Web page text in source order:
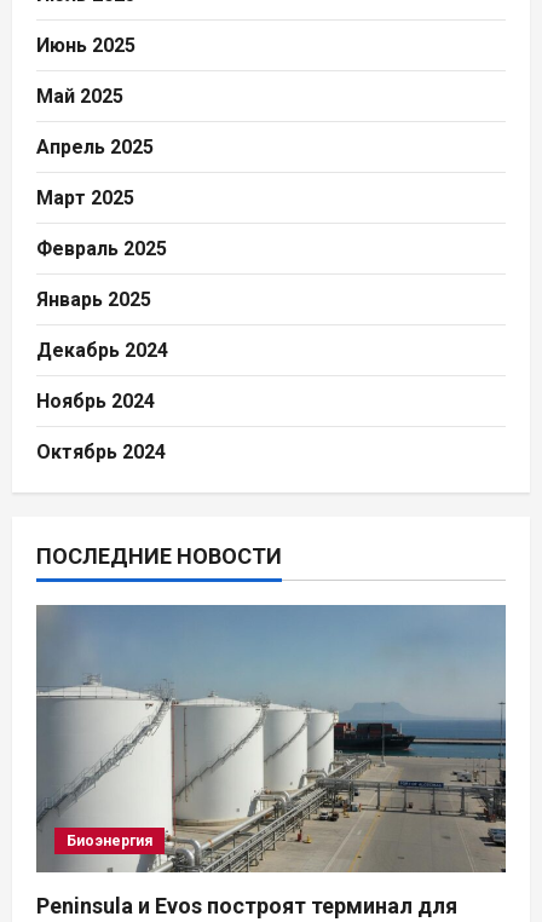
Июнь 2025
Май 2025
Апрель 2025
Март 2025
Февраль 2025
Январь 2025
Декабрь 2024
Ноябрь 2024
Октябрь 2024
ПОСЛЕДНИЕ НОВОСТИ
Биоэнергия
Peninsula и Evos построят терминал для